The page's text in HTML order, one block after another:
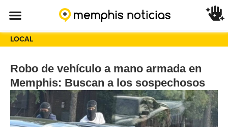
LOCAL
Robo de vehículo a mano armada en
Memphis: Buscan a los sospechosos